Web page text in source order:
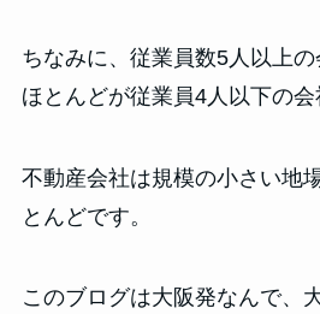
ちなみに、従業員数5人以上の
ほとんどが従業員4人以下の会
不動産会社は規模の小さい地
とんどです。
このブログは大阪発なんで、